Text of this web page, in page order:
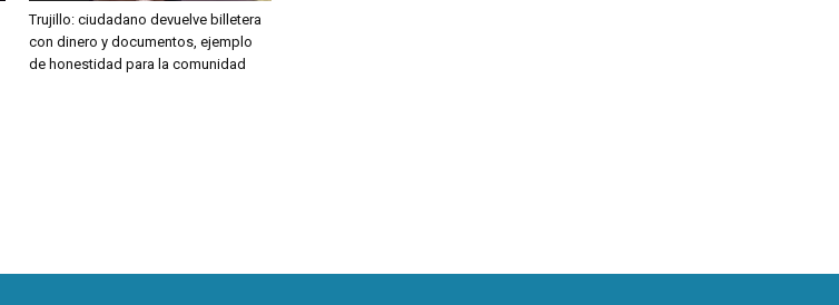
Trujillo: ciudadano devuelve billetera
con dinero y documentos, ejemplo
de honestidad para la comunidad